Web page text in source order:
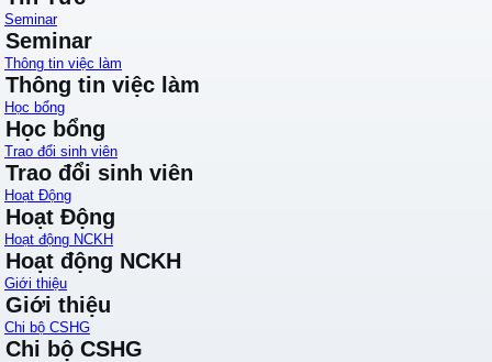
Seminar
Seminar
Thông tin việc làm
Thông tin việc làm
Học bổng
Học bổng
Trao đổi sinh viên
Trao đổi sinh viên
Hoạt Động
Hoạt Động
Hoạt động NCKH
Hoạt động NCKH
Giới thiệu
Giới thiệu
Chi bộ CSHG
Chi bộ CSHG